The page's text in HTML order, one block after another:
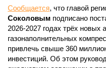
Сообщается, что главой
Соколовым подписано
2026-2027 годах трёх новых
газонаполнительных
привлечь свыше 360
инвестиций. Об этом